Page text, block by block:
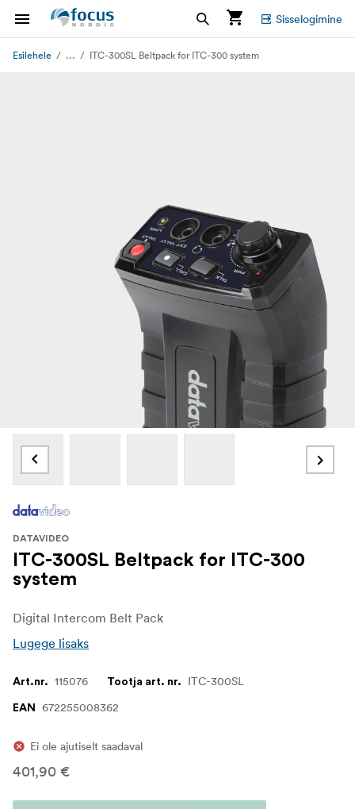
Sisselogimine
Esilehele ... ITC-300SL Beltpack for ITC-300 system
DATAVIDEO
ITC-300SL Beltpack for ITC-300
system
Digital Intercom Belt Pack
Lugege lisaks
Art.nr. 115076 Tootja art. nr. ITC-300SL
EAN 672255008362
Ei ole ajutiselt saadaval
401,90 €